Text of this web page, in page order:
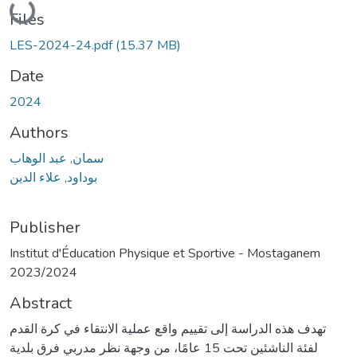
Loading...
Files
LES-2024-24.pdf(15.37 MB)
Date
2024
Authors
سمان, عبد الوهاب
بوداود, علاء الدين
Publisher
Institut d'Éducation Physique et Sportive - Mostaganem
2023/2024
Abstract
تهدف هذه الدراسة إلى تقييم واقع عملية الانتقاء في كرة القدم
لفئة الناشئين تحت 15 عامًا، من وجهة نظر مدربي فرق بلدية